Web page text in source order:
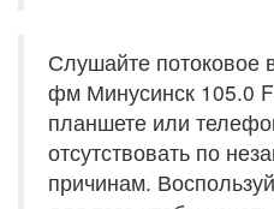
Слушайте
фм Минусинск 105.0
планшете или
отсутствовать по
причинам.